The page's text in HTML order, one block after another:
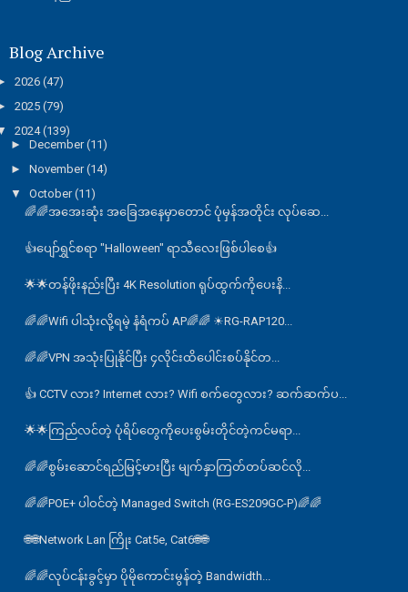
Blog Archive
2026 (47)
2025 (79)
2024(139)
► December(11)
► November(14)
▼ October(11)
🌈🌈အအေးဆုံး အခြေအနေမှာတောင် ပုံမှန်အတိုင်း လုပ်ဆေ...
👍ပျော်ရွှင်စရာ "Halloween" ရာသီလေးဖြစ်ပါစေ👍
🌟🌟တန်ဖိုးနည်းပြီး 4K Resolution ရုပ်ထွက်ကိုပေးနိ...
🌈🌈Wifi ပါသုံးလို့ရမဲ့ နံရံကပ် AP🌈🌈 ☀RG-RAP120...
🌈🌈VPN အသုံးပြုနိုင်ပြီး ၄လိုင်းထိပေါင်းစပ်နိုင်တ...
👍 CCTV လား? Internet လား? Wifi စက်တွေလား? ဆက်ဆက်ပ...
🌟🌟ကြည်လင်တဲ့ ပုံရိပ်တွေကိုပေးစွမ်းတိုင်တဲ့ကင်မရာ...
🌈🌈စွမ်းဆောင်ရည်မြင့်မားပြီး မျက်နှာကြတ်တပ်ဆင်လို...
🌈🌈POE+ ပါဝင်တဲ့ Managed Switch (RG-ES209GC-P)🌈🌈
🌐🌐Network Lan ကြိုး Cat5e, Cat6🌐🌐
🌈🌈လုပ်ငန်းခွင့်မှာ ပိုမိုကောင်းမွန်တဲ့ Bandwidth...